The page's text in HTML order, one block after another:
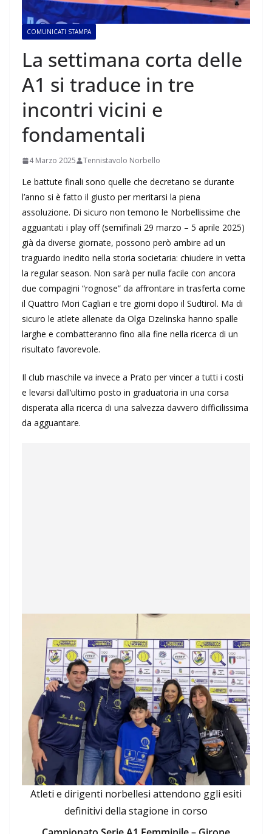
COMUNICATI STAMPA
La settimana corta delle
A1 si traduce in tre
incontri vicini e
fondamentali
4 Marzo 2025 Tennistavolo Norbello
Le battute finali sono quelle che decretano se durante
l’anno si è fatto il giusto per meritarsi la piena
assoluzione. Di sicuro non temono le Norbellissime che
agguantati i play off (semifinali 29 marzo – 5 aprile 2025)
già da diverse giornate, possono però ambire ad un
traguardo inedito nella storia societaria: chiudere in vetta
la regular season. Non sarà per nulla facile con ancora
due compagini “rognose” da affrontare in trasferta come
il Quattro Mori Cagliari e tre giorni dopo il Sudtirol. Ma di
sicuro le atlete allenate da Olga Dzelinska hanno spalle
larghe e combatteranno fino alla fine nella ricerca di un
risultato favorevole.
Il club maschile va invece a Prato per vincer a tutti i costi
e levarsi dall’ultimo posto in graduatoria in una corsa
disperata alla ricerca di una salvezza davvero difficilissima
da agguantare.
Atleti e dirigenti norbellesi attendono ggli esiti
definitivi della stagione in corso